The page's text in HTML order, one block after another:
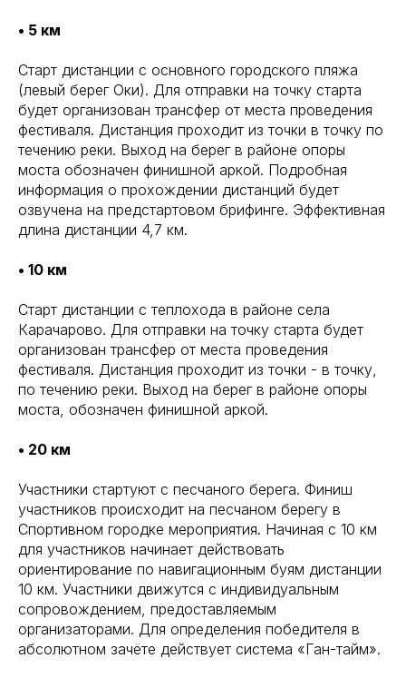
• 5 км
Старт дистанции с основного городского пляжа
(левый берег Оки). Для отправки на точку старта
будет организован трансфер от места проведения
фестиваля. Дистанция проходит из точки в точку по
течению реки. Выход на берег в районе опоры
моста обозначен финишной аркой. Подробная
информация о прохождении дистанций будет
озвучена на предстартовом брифинге. Эффективная
длина дистанции 4,7 км.
• 10 км
Старт дистанции с теплохода в районе села
Карачарово. Для отправки на точку старта будет
организован трансфер от места проведения
фестиваля. Дистанция проходит из точки - в точку,
по течению реки. Выход на берег в районе опоры
моста, обозначен финишной аркой.
• 20 км
Участники стартуют с песчаного берега. Финиш
участников происходит на песчаном берегу в
Спортивном городке мероприятия. Начиная с 10 км
для участников начинает действовать
ориентирование по навигационным буям дистанции
10 км. Участники движутся с индивидуальным
сопровождением, предоставляемым
организаторами. Для определения победителя в
абсолютном зачёте действует система «Ган-тайм».